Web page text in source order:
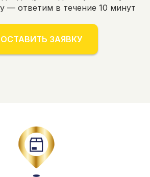
— ответим в течение 10 минут
ОСТАВИТЬ ЗАЯВКУ